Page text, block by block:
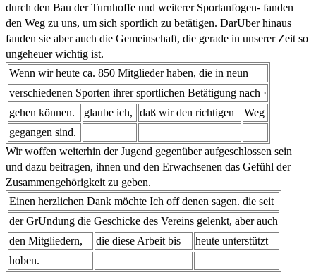
durch den Bau der Turnhoffe und weiterer Sportanfogen- fanden
den Weg zu uns, um sich sportlich zu betätigen. DarUber hinaus
fanden sie aber auch die Gemeinschaft, die gerade in unserer Zeit so
ungeheuer wichtig ist.
Wenn wir heute ca. 850 Mitglieder haben, die in neun
verschiedenen Sporten ihrer sportlichen Betätigung nach ·
gehen können.
glaube ich, daß wir den richtigen
Weg
gegangen sind.
Wir woffen weiterhin der Jugend gegenüber aufgeschlossen sein
und dazu beitragen, ihnen und den Erwachsenen das Gefühl der
Zusammengehörigkeit zu geben.
Einen herzlichen Dank möchte Ich off denen sagen. die seit
der GrUndung die Geschicke des Vereins gelenkt, aber auch
den Mitgliedern,
die diese Arbeit bis
heute unterstützt
hoben.